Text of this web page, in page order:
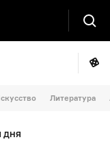
Литература
ДНЯ